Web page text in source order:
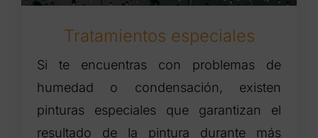
Tratamientos especiales
Si te encuentras con problemas de
humedad o condensación, existen
pinturas especiales que garantizan el
resultado de la pintura durante más